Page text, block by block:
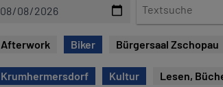
t
s
u
Afterwork Biker Bürgersaal Zschopau
Krumhermersdorf Kultur Lesen,